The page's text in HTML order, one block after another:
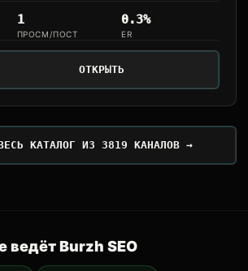
1
ПРОСМ/ПОСТ
0.3%
ER
ОТКРЫТЬ
КАТАЛОГ ИЗ 3819 КАНАЛОВ →
Burzh SEO